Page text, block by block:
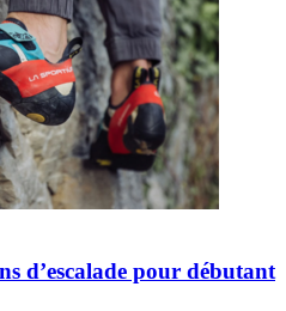
d’escalade pour débutant